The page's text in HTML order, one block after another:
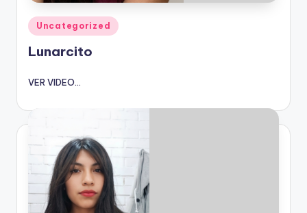
Publicado
en
Uncategorized
Lunarcito
VER VIDEO...